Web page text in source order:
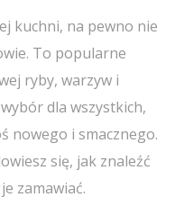
kuchni, na pewno nie
To popularne
ryby, warzyw i
dla wszystkich,
nowego i smacznego.
się, jak znaleźć
zamawiać.